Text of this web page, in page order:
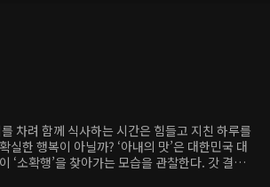
차려 함께 식사하는 시간은 힘들고 지친 하루를
실한 행복이 아닐까? ‘아내의 맛’은 대한민국 대
‘소확행’을 찾아가는 모습을 관찰한다. 갓 결혼